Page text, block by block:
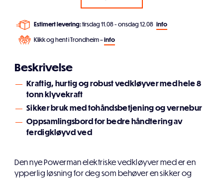
Estimert levering:tirsdag 11.08 - onsdag 12.08 info
Klikk og hent i Trondheim –info
Beskrivelse
Kraftig, hurtig og robust vedkløyver med hele 8
tonn klyvekraft
Sikker bruk med tohåndsbetjening og vernebur
Oppsamlingsbord for bedre håndtering av
ferdigkløyvd ved
Den nye Powerman elektriske vedkløyver med er en
ypperlig løsning for deg som behøver en sikker og